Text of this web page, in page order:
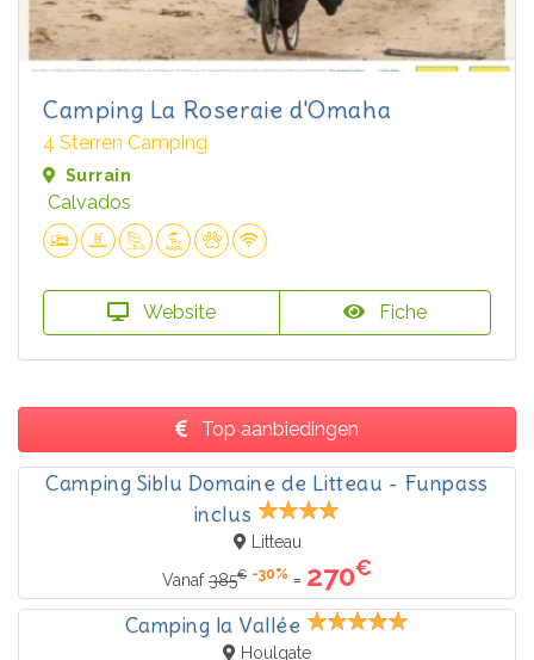
Camping La Roseraie d'Omaha
4 Sterren Camping
Surrain
Calvados
Website Fiche
Top aanbiedingen
Camping Siblu Domaine de Litteau - Funpass
inclus
Litteau
Vanaf385€ -30% = 270€
Camping la Vallée
Houlgate